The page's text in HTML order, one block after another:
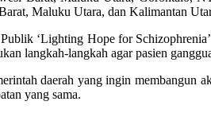
Maluku Utara, dan Kalimantan
‘Lighting Hope for
langkah-langkah agar pasien
daerah yang ingin
yang sama.